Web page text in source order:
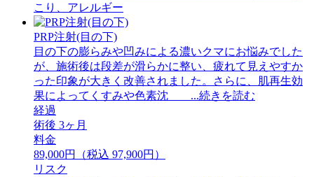
こり、アレルギー
PRP注射(目の下)
目の下の膨らみや凹みによる濃いクマにお悩みでした
が、施術後は段差が滑らかに整い、疲れて見えやすか
った印象が大きく改善されました。さらに、肌再生効
果によってくすみや色素沈 ...続きを読む
経過
術後 3ヶ月
料金
89,000円（税込 97,900円）
リスク